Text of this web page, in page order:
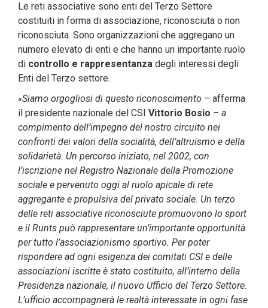
Le reti associative sono enti del Terzo Settore
costituiti in forma di associazione, riconosciuta o non
riconosciuta. Sono organizzazioni che aggregano un
numero elevato di enti e che hanno un importante ruolo
di controllo e rappresentanza degli interessi degli
Enti del Terzo settore.
«Siamo orgogliosi di questo riconoscimento – afferma
il presidente nazionale del CSI Vittorio Bosio – a
compimento dell’impegno del nostro circuito nei
confronti dei valori della socialità, dell’altruismo e della
solidarietà. Un percorso iniziato, nel 2002, con
l’iscrizione nel Registro Nazionale della Promozione
sociale e pervenuto oggi al ruolo apicale di rete
aggregante e propulsiva del privato sociale. Un terzo
delle reti associative riconosciute promuovono lo sport
e il Runts può rappresentare un’importante opportunità
per tutto l’associazionismo sportivo. Per poter
rispondere ad ogni esigenza dei comitati CSI e delle
associazioni iscritte è stato costituito, all’interno della
Presidenza nazionale, il nuovo Ufficio del Terzo Settore.
L’ufficio accompagnerà le realtà interessate in ogni fase